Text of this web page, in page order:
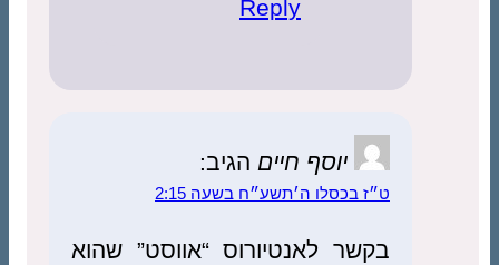
Reply
יוסף חיים הגיב:
ט״ז בכסלו ה׳תשע״ח בשעה 2:15
בקשר לאנטיורוס “אווסט” שהוא